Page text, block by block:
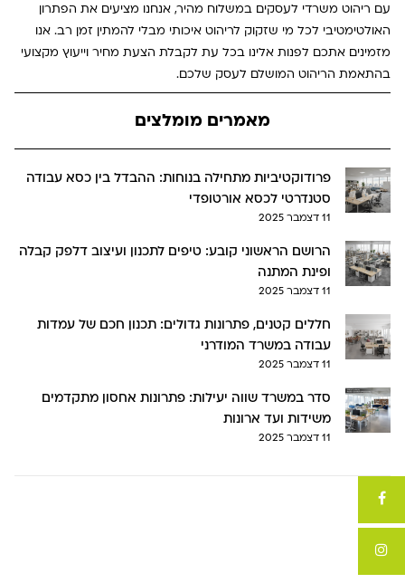
עם ריהוט משרדי לעסקים במשלוח מהיר, אנחנו מציעים את הפתרון
האולטימטיבי לכל מי שזקוק לריהוט איכותי מבלי להמתין זמן רב. אנו
מזמינים אתכם לפנות אלינו בכל עת לקבלת הצעת מחיר וייעוץ מקצועי
בהתאמת הריהוט המושלם לעסק שלכם.
מאמרים מומלצים
פרודוקטיביות מתחילה בנוחות: ההבדל בין כסא עבודה
סטנדרטי לכסא אורטופדי
11 דצמבר 2025
הרושם הראשוני קובע: טיפים לתכנון ועיצוב דלפק קבלה
ופינת המתנה
11 דצמבר 2025
חללים קטנים, פתרונות גדולים: תכנון חכם של עמדות
עבודה במשרד המודרני
11 דצמבר 2025
סדר במשרד שווה יעילות: פתרונות אחסון מתקדמים
משידות ועד ארונות
11 דצמבר 2025